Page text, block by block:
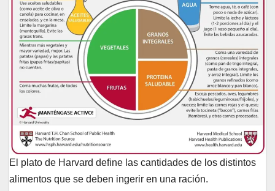
El plato de Harvard define las cantidades de los distintos
alimentos que se deben ingerir en una ración.